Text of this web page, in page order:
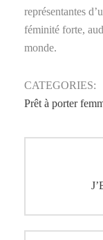
représentantes
féminité forte,
monde.
CATEGORIES:
Prêt à porter
l’article